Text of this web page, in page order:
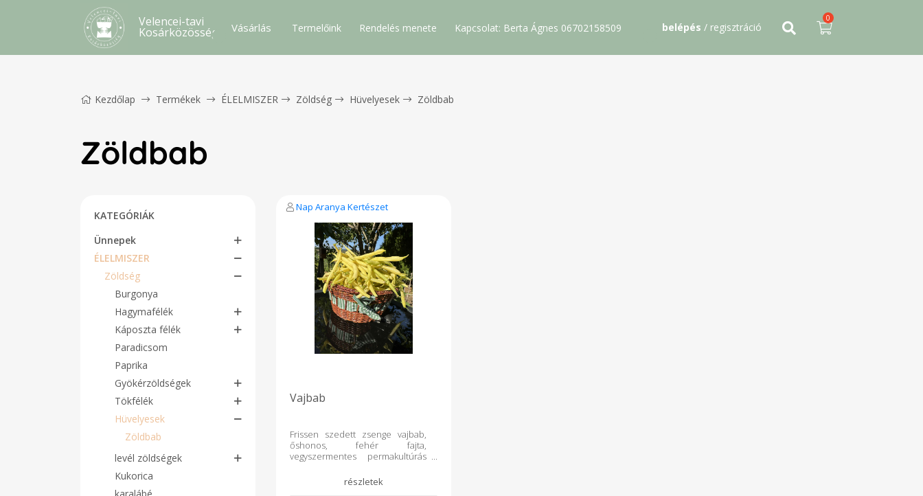
Velencei-tavi
Kosárközösség Vásárlás Termelőink Rendelés menete Kapcsolat: Berta Ágnes 06702158509 belépés / regisztráció
0
Kezdőlap Termékek ÉLELMISZER Zöldség Hüvelyesek Zöldbab
Zöldbab
KATEGÓRIÁK
Ünnepek
ÉLELMISZER
Zöldség
Burgonya
Hagymafélék
Káposzta félék
Paradicsom
Paprika
Gyökérzöldségek
Tökfélék
Hüvelyesek
Zöldbab
levél zöldségek
Kukorica
Nap Aranya Kertészet
Vajbab
Frissen szedett zsenge vajbab,
őshonos, fehér fajta,
vegyszermentes permakultúrás